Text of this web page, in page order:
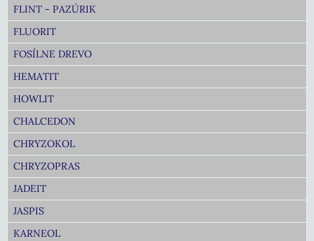
FLINT - PAZÚRIK
FLUORIT
FOSÍLNE DREVO
HEMATIT
HOWLIT
CHALCEDON
CHRYZOKOL
CHRYZOPRAS
JADEIT
JASPIS
KARNEOL